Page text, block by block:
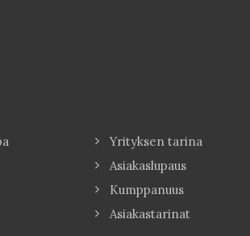
Yrityksen tarina
Asiakaslupaus
Kumppanuus
Asiakastarinat